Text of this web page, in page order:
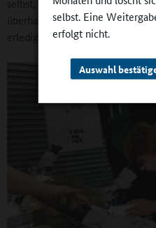
selbst. Eine
erfolgt nicht.
Auswahl
überhaupt nicht gemacht
erledigen.